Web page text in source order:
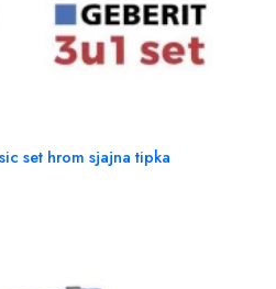
set hrom sjajna tipka